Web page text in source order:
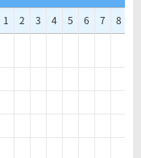
1 2 3 4 5 6 7 8